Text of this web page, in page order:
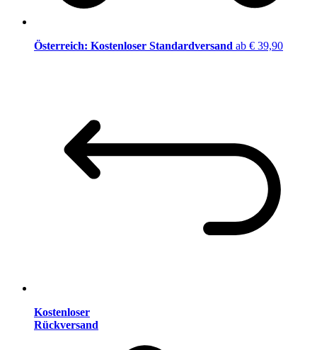
Österreich: Kostenloser Standardversand ab € 39,90
Kostenloser
Rückversand